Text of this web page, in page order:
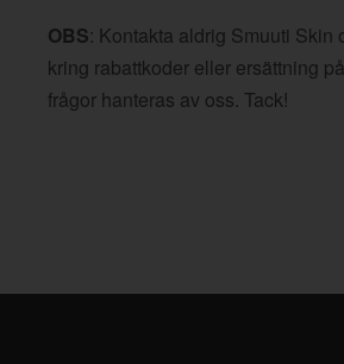
OBS: Kontakta aldrig Smuuti Skin
kring rabattkoder eller ersättning
frågor hanteras av oss. Tack!